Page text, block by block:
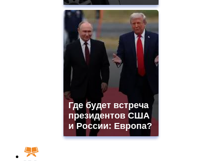
Где будет встреча
президентов США
и России: Европа?